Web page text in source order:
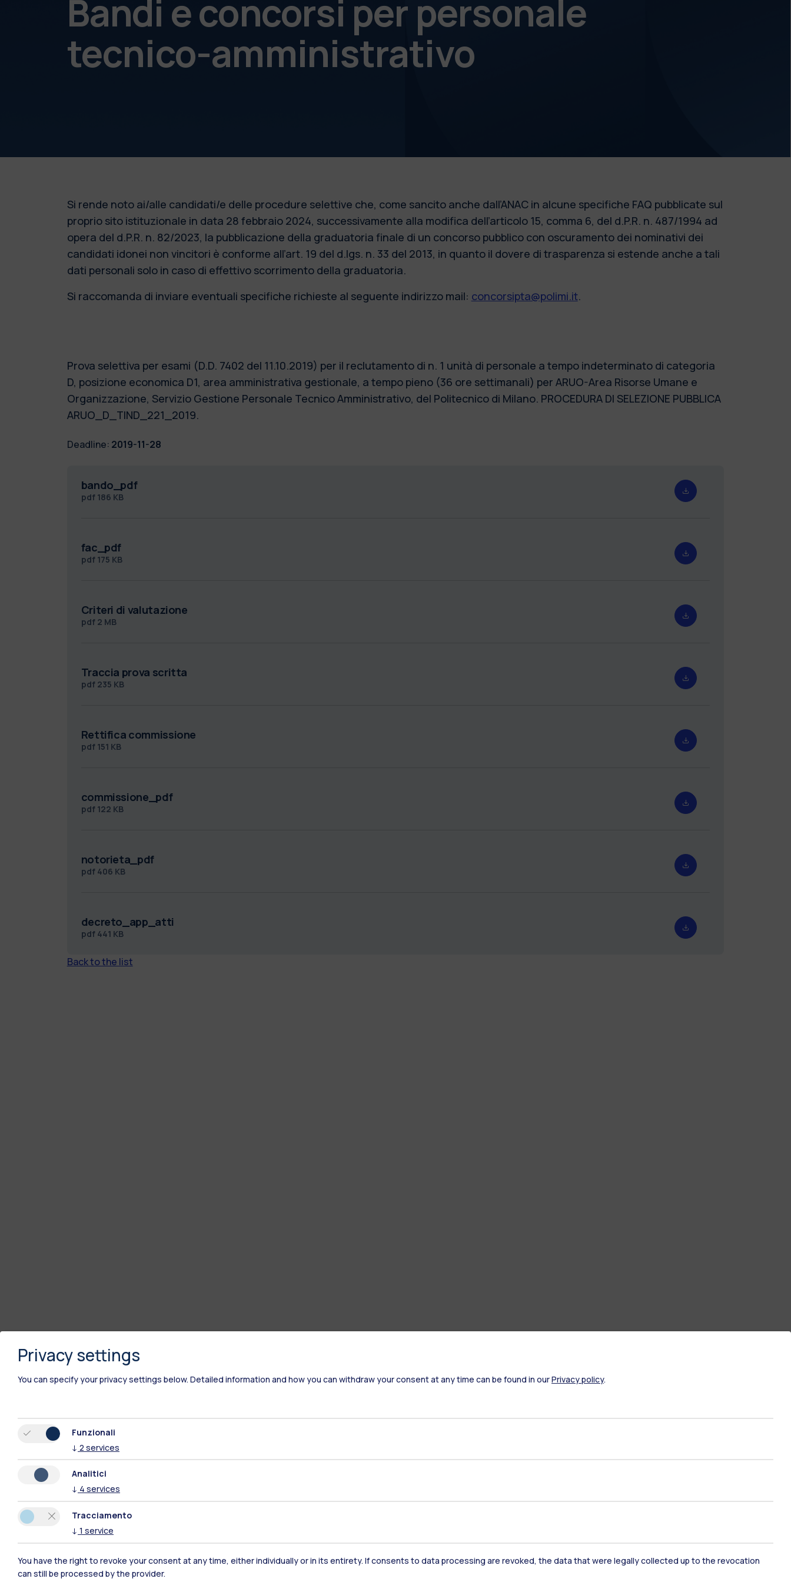
Bandi e concorsi per personale
tecnico-amministrativo
Si rende noto ai/alle candidati/e delle procedure selettive che, come sancito anche dall’ANAC in alcune specifiche FAQ pubblicate sul
proprio sito istituzionale in data 28 febbraio 2024, successivamente alla modifica dell’articolo 15, comma 6, del d.P.R. n. 487/1994 ad
opera del d.P.R. n. 82/2023, la pubblicazione della graduatoria finale di un concorso pubblico con oscuramento dei nominativi dei
candidati idonei non vincitori è conforme all’art. 19 del d.lgs. n. 33 del 2013, in quanto il dovere di trasparenza si estende anche a tali
dati personali solo in caso di effettivo scorrimento della graduatoria.
Si raccomanda di inviare eventuali specifiche richieste al seguente indirizzo mail: concorsipta@polimi.it.
Prova selettiva per esami (D.D. 7402 del 11.10.2019) per il reclutamento di n. 1 unità di personale a tempo indeterminato di categoria
D, posizione economica D1, area amministrativa gestionale, a tempo pieno (36 ore settimanali) per ARUO-Area Risorse Umane e
Organizzazione, Servizio Gestione Personale Tecnico Amministrativo, del Politecnico di Milano. PROCEDURA DI SELEZIONE PUBBLICA
ARUO_D_TIND_221_2019.
Deadline: 2019-11-28
bando_pdf
pdf 186 KB
fac_pdf
pdf 175 KB
Criteri di valutazione
pdf 2 MB
Traccia prova scritta
pdf 235 KB
Rettifica commissione
pdf 151 KB
commissione_pdf
pdf 122 KB
notorieta_pdf
pdf 406 KB
decreto_app_atti
pdf 441 KB
Back to the list
Polimi Community
Tutti i siti dell’ecosistema
Residenze Frontiere Esami di stato Career Service
Privacy settings
You can specify your privacy settings below. Detailed information and how you can withdraw your consent at any time can be found in ourPrivacy policy.
Funzionali
↓ 2 services
Analitici
↓ 4 services
Tracciamento
↓ 1 service
You have the right to revoke your consent at any time, either individually or in its entirety. If consents to data processing are revoked, the data that were legally collected up to the revocation
can still be processed by the provider.